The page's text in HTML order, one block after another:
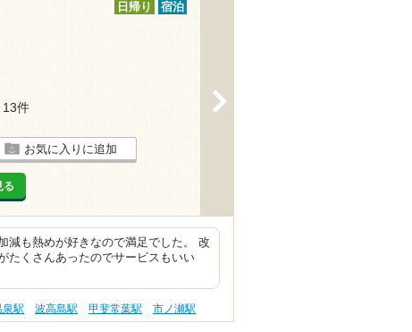
日帰り 宿泊
13件
お気に入りに追加
る
減も熱めが好きなので満足でした。 改
たくさんあったのでサービスもいい
泉駅 波高島駅 甲斐常葉駅 市ノ瀬駅